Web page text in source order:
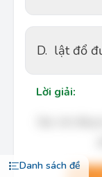
Danh sách đề
D. lật đổ
Lời giải: